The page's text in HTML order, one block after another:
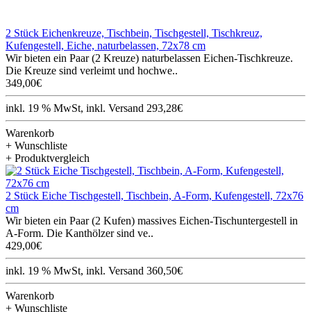
2 Stück Eichenkreuze, Tischbein, Tischgestell, Tischkreuz,
Kufengestell, Eiche, naturbelassen, 72x78 cm
Wir bieten ein Paar (2 Kreuze) naturbelassen Eichen-Tischkreuze.
Die Kreuze sind verleimt und hochwe..
349,00€
inkl. 19 % MwSt, inkl. Versand 293,28€
Warenkorb
+ Wunschliste
+ Produktvergleich
2 Stück Eiche Tischgestell, Tischbein, A-Form, Kufengestell, 72x76
cm
Wir bieten ein Paar (2 Kufen) massives Eichen-Tischuntergestell in
A-Form. Die Kanthölzer sind ve..
429,00€
inkl. 19 % MwSt, inkl. Versand 360,50€
Warenkorb
+ Wunschliste